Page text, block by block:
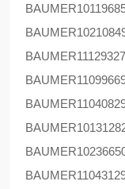
BAUMER
BAUMER
BAUMER
BAUMER
BAUMER
BAUMER
BAUMER
BAUMER